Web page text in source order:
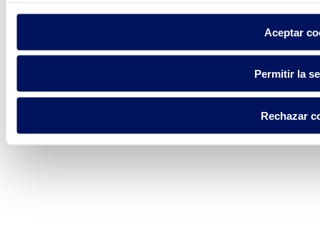
Aceptar
Permitir la
Rechazar
Aviso legal
Fluidra S.A. 2025